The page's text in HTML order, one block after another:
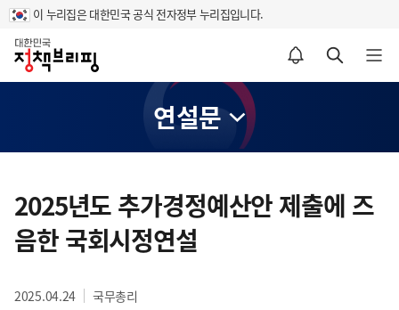
이 누리집은 대한민국 공식 전자정부 누리집입니다.
홈
알림설정 바로가기 검색 바로가기 메뉴 열기
연설문
텐
츠
영
2025년도 추가경정예산안 제출에 즈
음한 국회시정연설
2025.04.24 국무총리